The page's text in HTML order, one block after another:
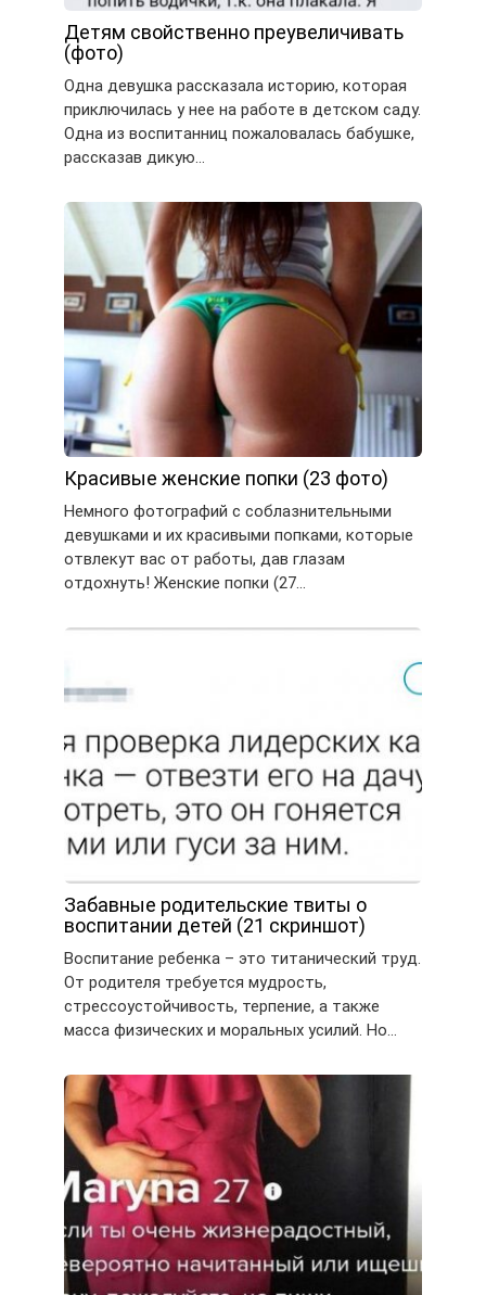
Детям свойственно преувеличивать
(фото)
Одна девушка рассказала историю, которая
приключилась у нее на работе в детском саду.
Одна из воспитанниц пожаловалась бабушке,
рассказав дикую…
Красивые женские попки (23 фото)
Немного фотографий с соблазнительными
девушками и их красивыми попками, которые
отвлекут вас от работы, дав глазам
отдохнуть! Женские попки (27…
Забавные родительские твиты о
воспитании детей (21 скриншот)
Воспитание ребенка – это титанический труд.
От родителя требуется мудрость,
стрессоустойчивость, терпение, а также
масса физических и моральных усилий. Но…